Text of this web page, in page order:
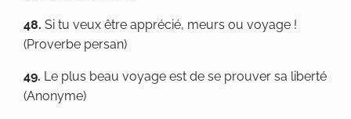
48. Si tu veux être apprécié, meurs ou voyage !
(Proverbe persan)
49. Le plus beau voyage est de se prouver sa liberté
(Anonyme)